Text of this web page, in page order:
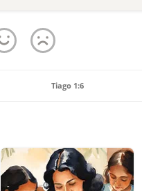
Tiago 1:6